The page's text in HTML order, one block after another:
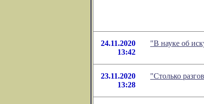
24.11.2020
13:42
"В науке об
23.11.2020
13:28
"Столько